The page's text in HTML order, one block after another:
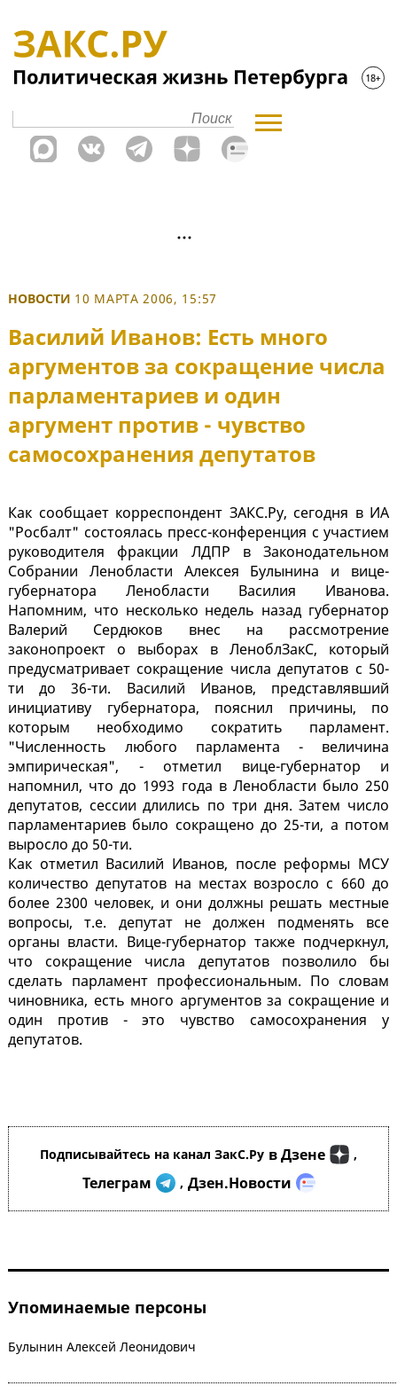
НОВОСТИ 10 МАРТА 2006, 15:57
Василий Иванов: Есть много
аргументов за сокращение числа
парламентариев и один
аргумент против - чувство
самосохранения депутатов
Как сообщает корреспондент ЗАКС.Ру, сегодня в ИА
"Росбалт" состоялась пресс-конференция с участием
руководителя фракции ЛДПР в Законодательном
Собрании Ленобласти Алексея Булынина и вице-
губернатора Ленобласти Василия Иванова.
Напомним, что несколько недель назад губернатор
Валерий Сердюков внес на рассмотрение
законопроект о выборах в ЛеноблЗакС, который
предусматривает сокращение числа депутатов с 50-
ти до 36-ти. Василий Иванов, представлявший
инициативу губернатора, пояснил причины, по
которым необходимо сократить парламент.
"Численность любого парламента - величина
эмпирическая", - отметил вице-губернатор и
напомнил, что до 1993 года в Ленобласти было 250
депутатов, сессии длились по три дня. Затем число
парламентариев было сокращено до 25-ти, а потом
выросло до 50-ти.
Как отметил Василий Иванов, после реформы МСУ
количество депутатов на местах возросло с 660 до
более 2300 человек, и они должны решать местные
вопросы, т.е. депутат не должен подменять все
органы власти. Вице-губернатор также подчеркнул,
что сокращение числа депутатов позволило бы
сделать парламент профессиональным. По словам
чиновника, есть много аргументов за сокращение и
один против - это чувство самосохранения у
депутатов.
Подписывайтесь на канал ЗакС.Ру в Дзене ,
Телеграм , Дзен.Новости
Упоминаемые персоны
Булынин Алексей Леонидович